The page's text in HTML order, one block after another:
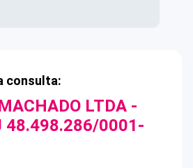
consulta:
LTDA -
48.498.286/0001-